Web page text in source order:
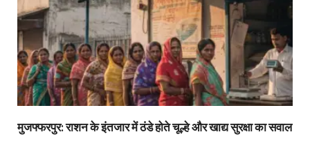
मुजफ्फरपुर: राशन के इंतजार में ठंडे होते चूल्हे और खाद्य सुरक्षा का सवाल